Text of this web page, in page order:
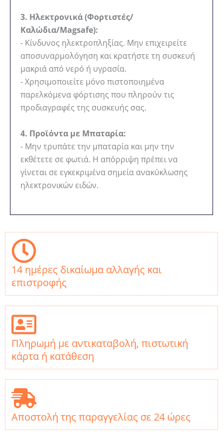
3. Ηλεκτρονικά (Φορτιστές/
Καλώδια/Magsafe):
- Κίνδυνος ηλεκτροπληξίας. Μην επιχειρείτε
αποσυναρμολόγηση και κρατήστε τη συσκευή
μακριά από νερό ή υγρασία.
- Χρησιμοποιείτε μόνο πιστοποιημένα
παρελκόμενα φόρτισης που πληρούν τις
προδιαγραφές της συσκευής σας.
4. Προϊόντα με Μπαταρία:
- Μην τρυπάτε την μπαταρία και μην την
εκθέτετε σε φωτιά. Η απόρριψη πρέπει να
γίνεται σε εγκεκριμένα σημεία ανακύκλωσης
ηλεκτρονικών ειδών.
14 ημέρες δικαίωμα αλλαγής και
επιστροφής
Πληρωμή με αντικαταβολή, πιστωτική
κάρτα ή κατάθεση
Αποστολή της παραγγελίας σε 24 ώρες